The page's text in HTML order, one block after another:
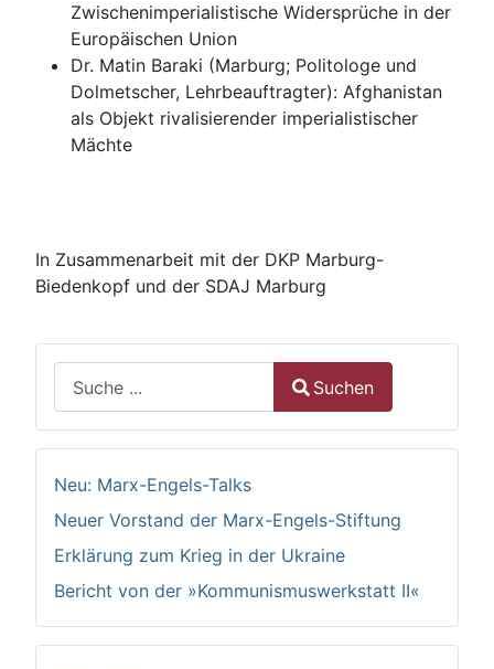
Zwischenimperialistische Widersprüche in der
Europäischen Union
Dr. Matin Baraki (Marburg; Politologe und
Dolmetscher, Lehrbeauftragter): Afghanistan
als Objekt rivalisierender imperialistischer
Mächte
In Zusammenarbeit mit der DKP Marburg-
Biedenkopf und der SDAJ Marburg
Type 2 or more characters for results.
Suchen
Neu: Marx-Engels-Talks
Neuer Vorstand der Marx-Engels-Stiftung
Erklärung zum Krieg in der Ukraine
Bericht von der »Kommunismuswerkstatt II«